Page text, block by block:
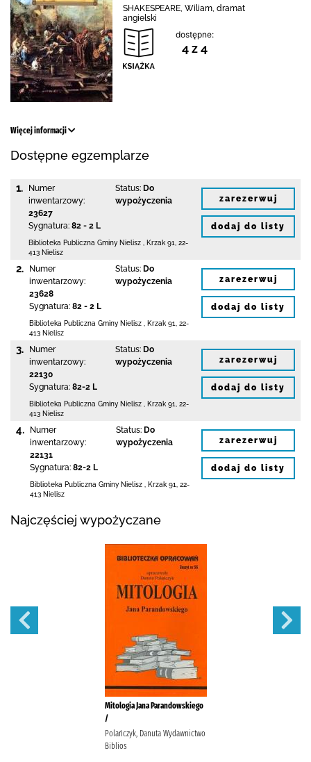
SHAKESPEARE, Wiliam, dramat
angielski
dostępne:
4 z 4
Więcej informacji
Dostępne egzemplarze
1.
Numer
inwentarzowy:
23627
Sygnatura: 82 - 2 L
Status: Do
wypożyczenia
Biblioteka Publiczna Gminy Nielisz Krzak 91
22-
413 Nielisz
zarezerwuj
dodaj do listy
2.
Numer
inwentarzowy:
23628
Sygnatura: 82 - 2 L
Status: Do
wypożyczenia
Biblioteka Publiczna Gminy Nielisz Krzak 91
22-
413 Nielisz
zarezerwuj
dodaj do listy
3.
Numer
inwentarzowy:
22130
Sygnatura: 82-2 L
Status: Do
wypożyczenia
Biblioteka Publiczna Gminy Nielisz Krzak 91
22-
413 Nielisz
zarezerwuj
dodaj do listy
4.
Numer
inwentarzowy:
22131
Sygnatura: 82-2 L
Status: Do
wypożyczenia
Biblioteka Publiczna Gminy Nielisz Krzak 91
22-
413 Nielisz
zarezerwuj
dodaj do listy
Najczęściej wypożyczane
Mitologia Jana Parandowskiego
/
Polańczyk, Danuta Wydawnictwo
Biblios